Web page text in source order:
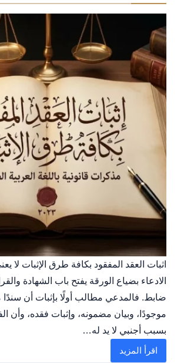
المحكمة
اثبات العقد المفقود بكافة طرق الإثبات لا
الادعاء بضياع الورقة يفتح باب الشهادة
ضابط. فالمدعي مطالب أولًا بإثبات أن سندًا
موجودًا، وبيان مضمونه، وإثبات فقده، وأن
بسبب أجنبي لا يد له…
اقرأ المزيد
اثبات